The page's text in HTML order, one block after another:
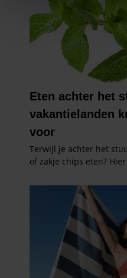
We gebruiken cookies
personaliseren, om
en om ons websiteverkeer
informatie over uw
partners voor social
partners kunnen deze
informatie die u aan ze
verzameld op basis van